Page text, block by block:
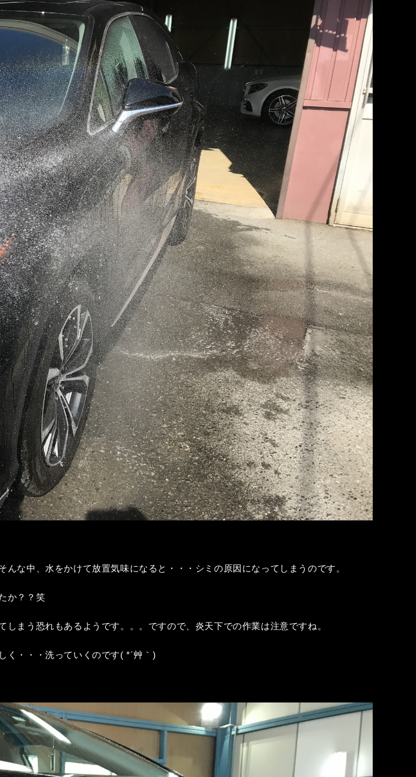
な中、水をかけて放置気味になると・・・シミの原因になってしまうのです。
か？？笑
まう恐れもあるようです。。。ですので、炎天下での作業は注意ですね。
く・・・洗っていくのです( *´艸｀)